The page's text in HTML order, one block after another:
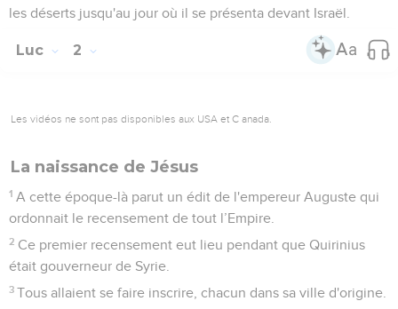
les déserts jusqu'au jour où il se présenta devant Israël.
Luc 2
Les vidéos ne sont pas disponibles aux USA et C anada.
La naissance de Jésus
1 A cette époque-là parut un édit de l'empereur Auguste qui
ordonnait le recensement de tout l’Empire.
2 Ce premier recensement eut lieu pendant que Quirinius
était gouverneur de Syrie.
3 Tous allaient se faire inscrire, chacun dans sa ville d'origine.